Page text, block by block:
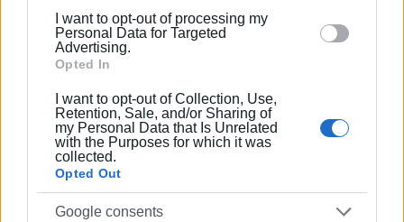
section.
I want to opt-out of processing my
Personal Data for Targeted
Advertising.
Opted In
I want to opt-out of Collection, Use,
Retention, Sale, and/or Sharing of
my Personal Data that Is Unrelated
with the Purposes for which it was
collected.
Opted Out
Google consents
Ακολουθήστε το enimerosi στο
Συνδρομητές στο e-paper